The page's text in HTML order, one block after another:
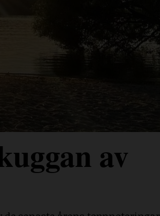
av